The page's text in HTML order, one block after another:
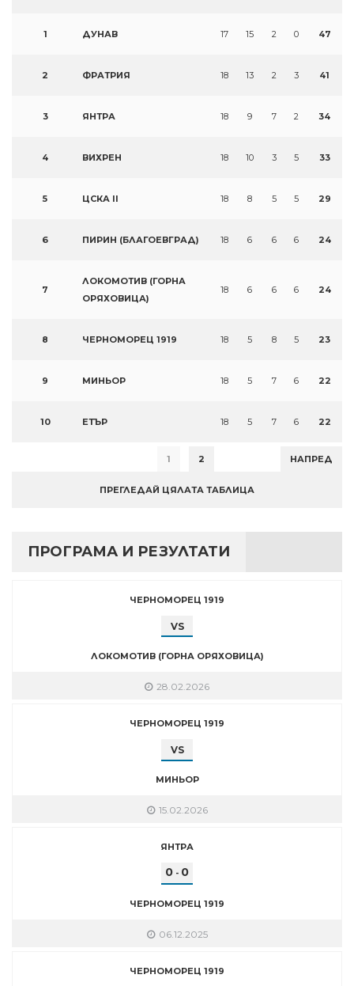
1 ДУНАВ 17 15 2 0 47
2 ФРАТРИЯ 18 13 2 3 41
3 ЯНТРА 18 9 7 2 34
4 ВИХРЕН 18 10 3 5 33
5 ЦСКА II 18 8 5 5 29
6 ПИРИН (БЛАГОЕВГРАД) 18 6 6 6 24
7
ЛОКОМОТИВ (ГОРНА
ОРЯХОВИЦА)
18 6 6 6 24
8 ЧЕРНОМОРЕЦ 1919 18 5 8 5 23
9 МИНЬОР 18 5 7 6 22
10 ЕТЪР 18 5 7 6 22
1 2 НАПРЕД
ПРЕГЛЕДАЙ ЦЯЛАТА ТАБЛИЦА
ПРОГРАМА И РЕЗУЛТАТИ
ЧЕРНОМОРЕЦ 1919
VS
ЛОКОМОТИВ (ГОРНА ОРЯХОВИЦА)
28.02.2026
ЧЕРНОМОРЕЦ 1919
VS
МИНЬОР
15.02.2026
ЯНТРА
0 - 0
ЧЕРНОМОРЕЦ 1919
06.12.2025
ЧЕРНОМОРЕЦ 1919